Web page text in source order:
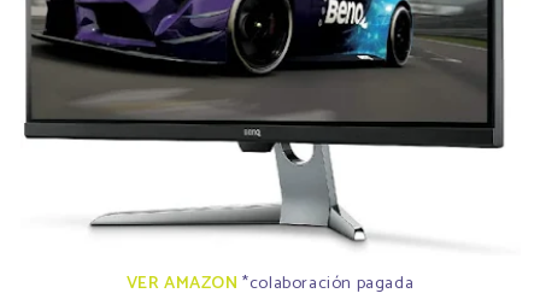
VER AMAZON *colaboración pagada